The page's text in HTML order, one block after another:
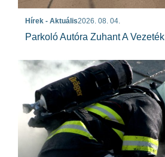
Hírek - Aktuális2026. 08. 04.
Parkoló Autóra Zuhant A Vezeték